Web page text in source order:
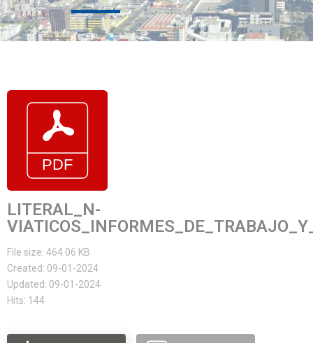
LITERAL_N-
File size: 464.06 KB
Created: 09-01-2024
Updated: 09-01-2024
Hits: 144